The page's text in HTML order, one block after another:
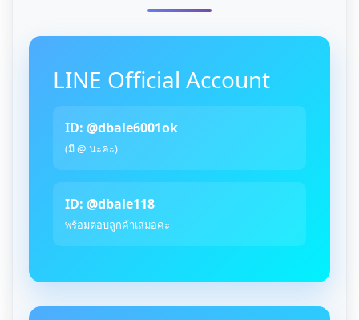
LINE Official Account
ID: @dbale6001ok
(มี @ นะคะ)
ID: @dbale118
พร้อมตอบลูกค้าเสมอค่ะ